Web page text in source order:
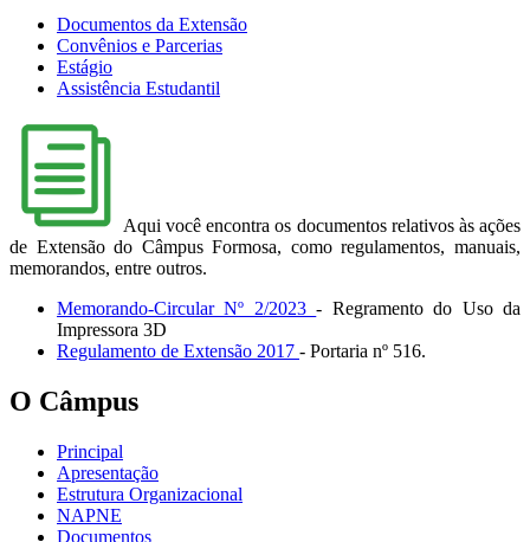
Documentos da Extensão
Convênios e Parcerias
Estágio
Assistência Estudantil
Aqui você encontra os documentos relativos às ações
de Extensão do Câmpus Formosa, como regulamentos, manuais,
memorandos, entre outros.
Memorando-Circular Nº 2/2023- Regramento do Uso da
Impressora 3D
Regulamento de Extensão 2017 - Portaria nº 516.
O Câmpus
Principal
Apresentação
Estrutura Organizacional
NAPNE
Documentos